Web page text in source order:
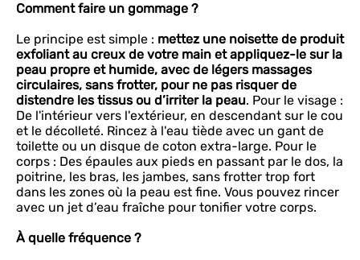
Comment faire un gommage ?
Le principe est simple : mettez une noisette de produit
exfoliant au creux de votre main et appliquez-le sur la
peau propre et humide, avec de légers massages
circulaires, sans frotter, pour ne pas risquer de
distendre les tissus ou d’irriter la peau. Pour le visage :
De l'intérieur vers l'extérieur, en descendant sur le cou
et le décolleté. Rincez à l'eau tiède avec un gant de
toilette ou un disque de coton extra-large. Pour le
corps : Des épaules aux pieds en passant par le dos, la
poitrine, les bras, les jambes, sans frotter trop fort
dans les zones où la peau est fine. Vous pouvez rincer
avec un jet d’eau fraîche pour tonifier votre corps.
À quelle fréquence ?